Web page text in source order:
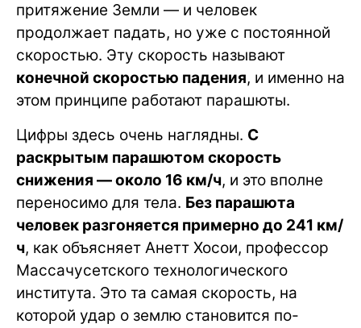
притяжение Земли — и человек
продолжает падать, но уже с постоянной
скоростью. Эту скорость называют
конечной скоростью падения, и именно на
этом принципе работают парашюты.
Цифры здесь очень наглядны. С
раскрытым парашютом скорость
снижения — около 16 км/ч, и это вполне
переносимо для тела. Без парашюта
человек разгоняется примерно до 241 км/
ч, как объясняет Анетт Хосои, профессор
Массачусетского технологического
института. Это та самая скорость, на
которой удар о землю становится по-